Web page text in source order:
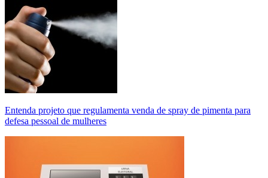
Entenda projeto que regulamenta venda de spray de pimenta para
defesa pessoal de mulheres